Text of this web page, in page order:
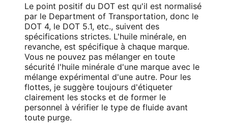
Le point positif du DOT est qu'il est normalisé
par le Department of Transportation, donc le
DOT 4, le DOT 5.1, etc., suivent des
spécifications strictes. L'huile minérale, en
revanche, est spécifique à chaque marque.
Vous ne pouvez pas mélanger en toute
sécurité l'huile minérale d'une marque avec le
mélange expérimental d'une autre. Pour les
flottes, je suggère toujours d'étiqueter
clairement les stocks et de former le
personnel à vérifier le type de fluide avant
toute purge.